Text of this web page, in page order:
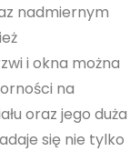
nadmiernym
i okna można
na
oraz jego duża
się nie tylko